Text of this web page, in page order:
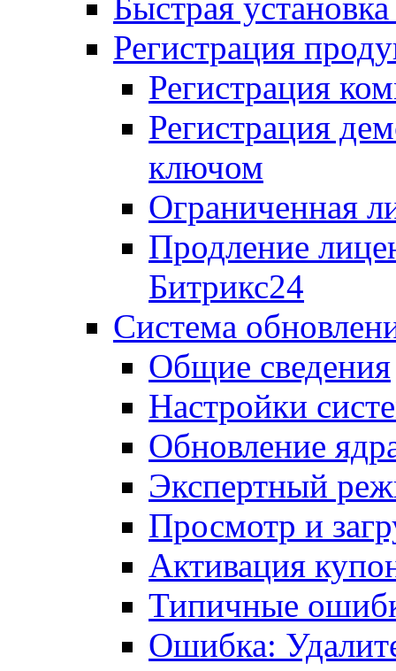
Регистрация
Регистрация
Регистрация
ключом
Ограниченная
Продление
Битрикс24
Система
Общие сведения
Настройки
Обновление
Экспертный
Просмотр и
Активация
Типичные
Ошибка: